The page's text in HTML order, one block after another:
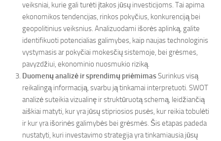
veiksniai, kurie gali turėti įtakos jūsų investicijoms. Tai apima
ekonomikos tendencijas, rinkos pokyčius, konkurenciją bei
geopolitinius veiksnius. Analizuodami išorės aplinką, galite
identifikuoti potencialias galimybes, kaip naujas technologinis
vystymasis ar pokyčiai mokesčių sistemoje, bei grėsmes,
pavyzdžiui, ekonominio nuosmukio riziką.
Duomenų analizė ir sprendimų priėmimasSurinkus visą
reikalingą informaciją, svarbu ją tinkamai interpretuoti. SWOT
analizė suteikia vizualinę ir struktūruotą schemą, leidžiančią
aiškiai matyti, kur yra jūsų stipriosios pusės, kur reikia tobulėti
ir kur yra išorinės galimybės bei grėsmės. Šis etapas padeda
nustatyti, kuri investavimo strategija yra tinkamiausia jūsų